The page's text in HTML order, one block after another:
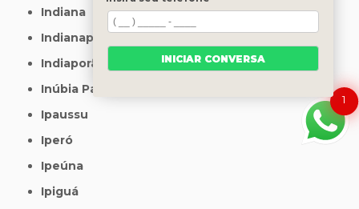
Indiana
Indianapolis
Indiaporã
Inúbia Paulista
Ipaussu
Iperó
Ipeúna
Ipiguá
1
INICIAR CONVERSA